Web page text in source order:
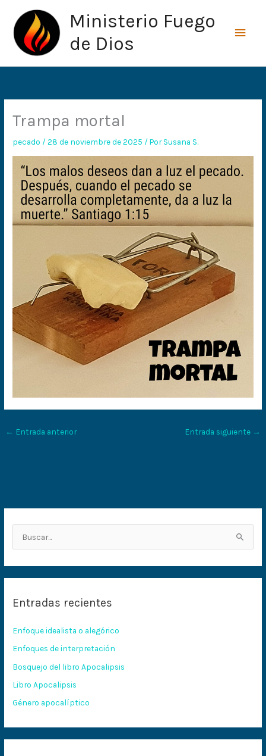
contenido
Ministerio Fuego
de Dios
Trampa mortal
pecado /28 de noviembre de 2025 / PorSusana S.
← Entrada anterior Entrada siguiente →
a
p
o
r
:
Entradas recientes
Enfoque idealista o alegórico
Enfoques de interpretación
Bosquejo del libro Apocalipsis
Libro Apocalipsis
Género apocalíptico